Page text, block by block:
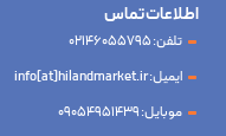
اطلاعات تماس
تلفن: 02146055795
ایمیل: info[at]hilandmarket.ir
موبایل: 09054951439